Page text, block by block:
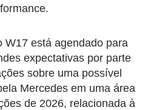
W17 está agendado para
expectativas por parte
sobre uma possível
Mercedes em uma área
de 2026, relacionada à